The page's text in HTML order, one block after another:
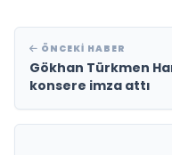
ÖNCEKI HABER
Gökhan Türkmen
konsere imza attı